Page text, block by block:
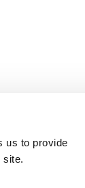
us to provide
site.